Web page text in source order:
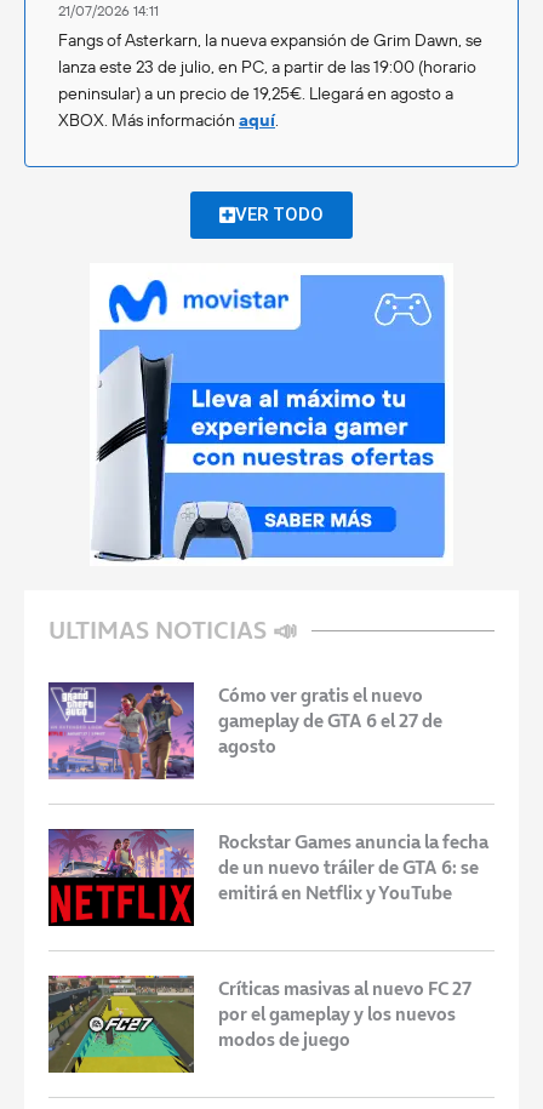
21/07/2026 14:11
Fangs of Asterkarn, la nueva expansión de Grim Dawn, se
lanza este 23 de julio, en PC, a partir de las 19:00 (horario
peninsular) a un precio de 19,25€. Llegará en agosto a
XBOX. Más información aquí.
VER TODO
ULTIMAS NOTICIAS 📣
Cómo ver gratis el nuevo
gameplay de GTA 6 el 27 de
agosto
Rockstar Games anuncia la fecha
de un nuevo tráiler de GTA 6: se
emitirá en Netflix y YouTube
Críticas masivas al nuevo FC 27
por el gameplay y los nuevos
modos de juego